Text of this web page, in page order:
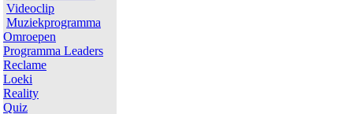
Videoclip
Muziekprogramma
Omroepen
Programma Leaders
Reclame
Loeki
Reality
Quiz